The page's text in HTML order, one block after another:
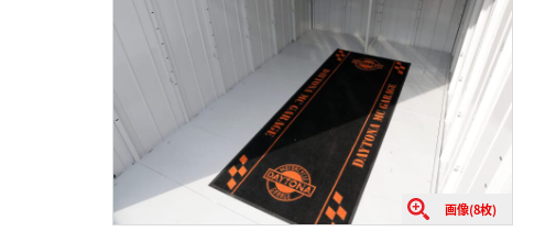
画像(8枚)